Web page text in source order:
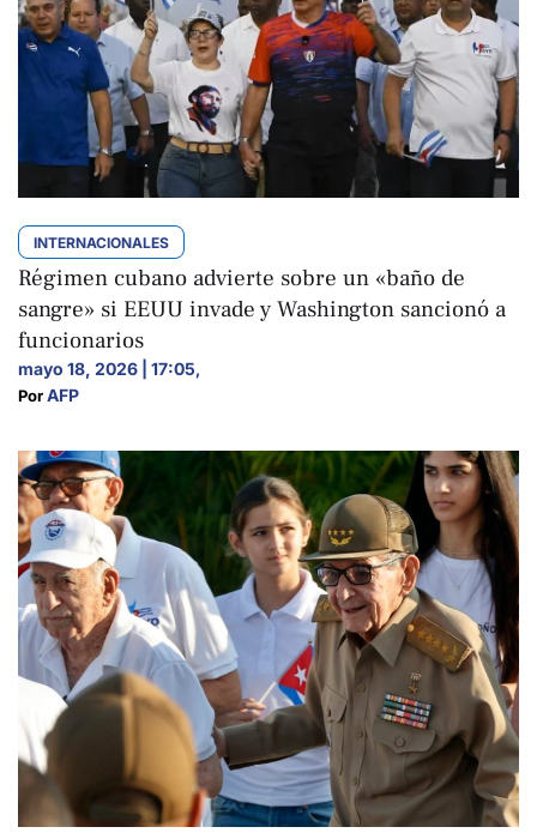
INTERNACIONALES
Régimen cubano advierte sobre un «baño de
sangre» si EEUU invade y Washington sancionó a
funcionarios
mayo 18, 2026 | 17:05,
Por AFP